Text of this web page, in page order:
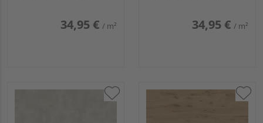
34,95 € / m² 34,95 € / m²